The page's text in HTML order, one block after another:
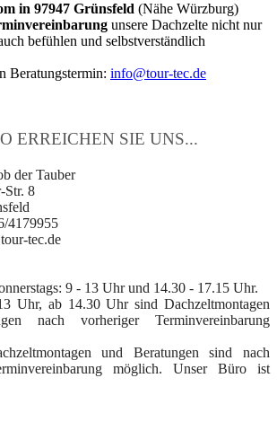
in 97947 Grünsfeld (Nähe Würzburg)
unsere Dachzelte nicht nur
befühlen und selbstverständlich
Beratungstermin: info@tour-tec.de
ERREICHEN SIE UNS...
der Tauber
Str. 8
4179955
tec.de
9 - 13 Uhr und 14.30 - 17.15 Uhr.
Uhr, ab 14.30 Uhr sind Dachzeltmontagen
nach vorheriger Terminvereinbarung
und Beratungen sind nach
möglich. Unser Büro ist